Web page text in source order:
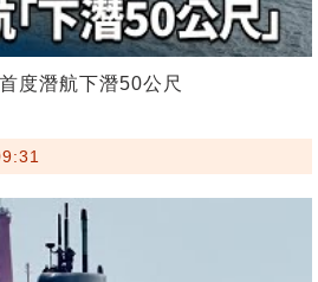
度潛航下潛50公尺